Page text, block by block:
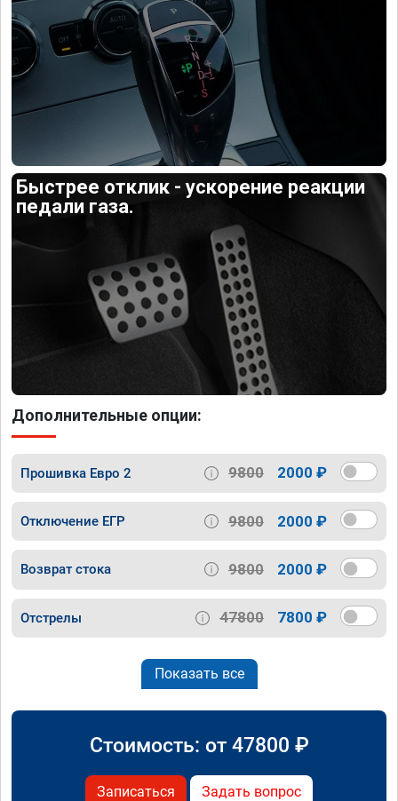
Быстрее отклик - ускорение реакции
педали газа.
Дополнительные опции:
Прошивка Евро 2 9800 2000 ₽
Отключение ЕГР 9800 2000 ₽
Возврат стока 9800 2000 ₽
Отстрелы 47800 7800 ₽
Показать все
Стоимость: от 47800 ₽
Записаться Задать вопрос